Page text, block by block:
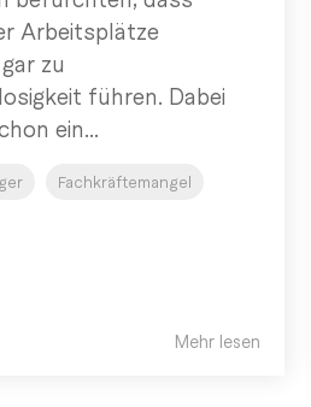
Arbeitsplätze
zu
führen. Dabei
ein...
Fachkräftemangel
Mehr lesen